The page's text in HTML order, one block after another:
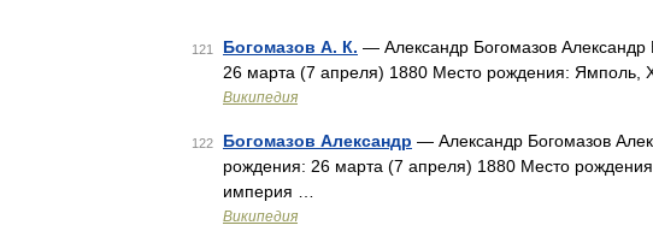
121 Богомазов А. К. — Александр Богомазов Александр
26 марта (7 апреля) 1880 Место рождения: Ямполь,
Википедия
122 Богомазов Александр — Александр Богомазов
рождения: 26 марта (7 апреля) 1880 Место
империя …
Википедия